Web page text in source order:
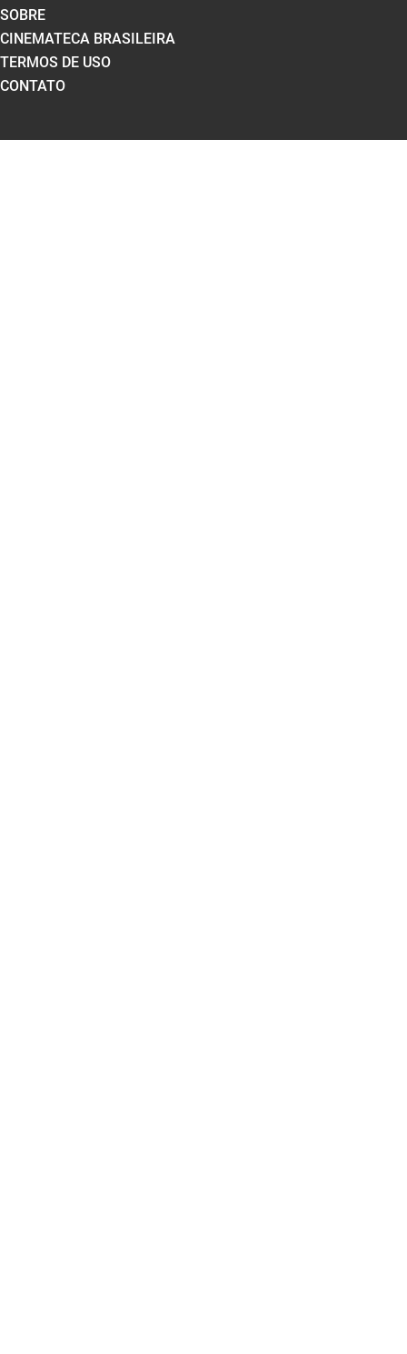
SOBRE
CINEMATECA BRASILEIRA
TERMOS DE USO
CONTATO